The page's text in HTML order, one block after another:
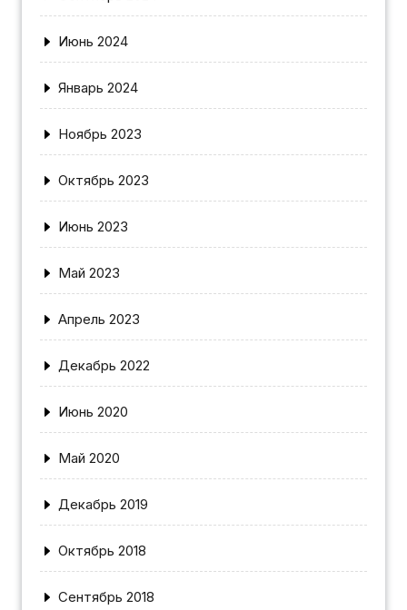
Июнь 2024
Январь 2024
Ноябрь 2023
Октябрь 2023
Июнь 2023
Май 2023
Апрель 2023
Декабрь 2022
Июнь 2020
Май 2020
Декабрь 2019
Октябрь 2018
Сентябрь 2018